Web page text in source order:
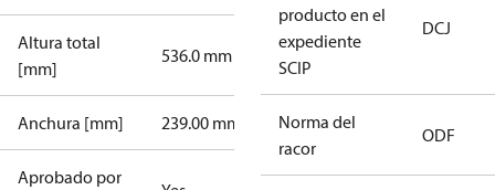
Altura total
[mm]
536.0 mm
Anchura [mm] 239.00 mm
Aprobado por
producto en el
expediente
SCIP
DCJ
Norma del
racor
ODF